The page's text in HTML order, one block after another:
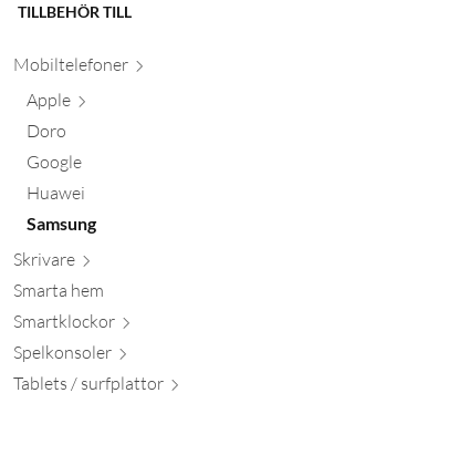
TILLBEHÖR TILL
Mobiltelefoner
Apple
Doro
Google
Huawei
Samsung
Skrivare
Smarta hem
Smartklockor
Spelkonsoler
Tablets / surfplattor